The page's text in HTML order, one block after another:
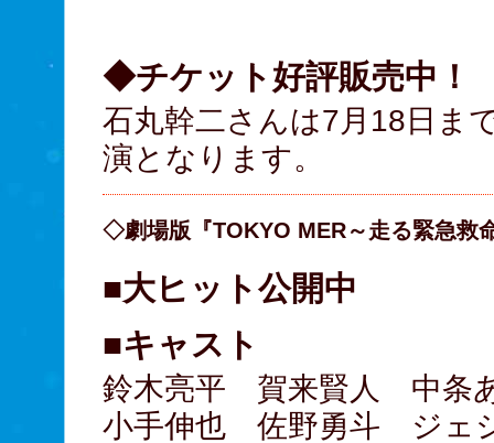
◆チケット好評販売中！
石丸幹二さんは7月18日ま
演となります。
◇劇場版『TOKYO MER～走る緊急救
■大ヒット公開中
■キャスト
鈴木亮平 賀来賢人 中条
小手伸也 佐野勇斗 ジェ